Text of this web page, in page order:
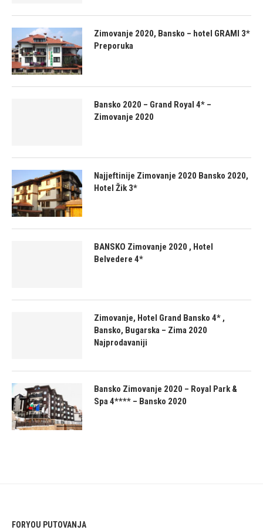
Zimovanje 2020, Bansko – hotel GRAMI 3*
Preporuka
Bansko 2020 – Grand Royal 4* –
Zimovanje 2020
Najjeftinije Zimovanje 2020 Bansko 2020,
Hotel Žik 3*
BANSKO Zimovanje 2020 , Hotel
Belvedere 4*
Zimovanje, Hotel Grand Bansko 4* ,
Bansko, Bugarska – Zima 2020
Najprodavaniji
Bansko Zimovanje 2020 – Royal Park &
Spa 4**** – Bansko 2020
FORYOU PUTOVANJA